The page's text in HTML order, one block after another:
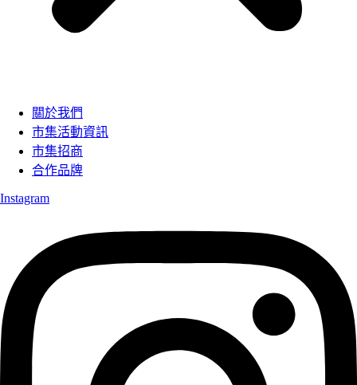
關於我們
市集活動資訊
市集招商
合作品牌
Instagram